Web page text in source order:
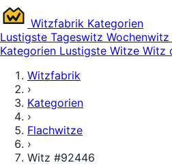
Witzfabrik Kategorien
Lustigste Tageswitz Wochenwitz
Kategorien Lustigste Witze Witz
Witzfabrik
›
Kategorien
›
Flachwitze
›
Witz #92446